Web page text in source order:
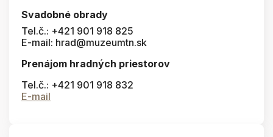
Svadobné obrady
Tel.č.: +421 901 918 825
E-mail: hrad@muzeumtn.sk
Prenájom hradných priestorov
Tel.č.: +421 901 918 832
E-mail